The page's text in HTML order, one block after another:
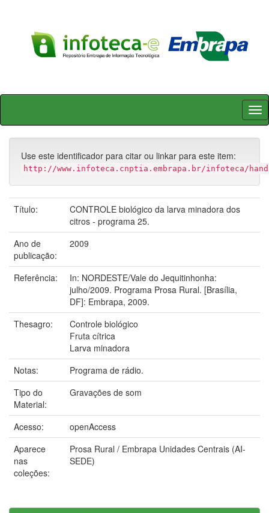
Skip
Use este identificador para citar ou linkar para este item:
http://www.infoteca.cnptia.embrapa.br/infoteca/
Título:
CONTROLE biológico da larva minadora dos
citros - programa 25.
Ano de
publicação:
2009
Referência:
In: NORDESTE/Vale do Jequitinhonha:
julho/2009. Programa Prosa Rural. [Brasília,
DF]: Embrapa, 2009.
Thesagro:
Controle biológico
Fruta cítrica
Larva minadora
Notas:
Programa de rádio.
Tipo do
Material:
Gravações de som
Acesso:
openAccess
Aparece
nas
coleções:
Prosa Rural / Embrapa Unidades Centrais (AI-
SEDE)